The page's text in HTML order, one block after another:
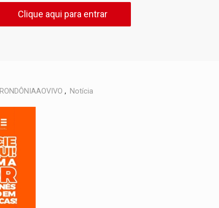
Clique aqui para entrar
RONDÔNIAAOVIVO , Notícia